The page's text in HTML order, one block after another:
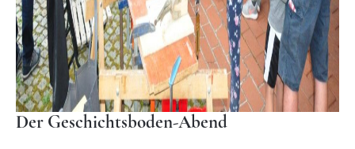
Der Geschichtsboden-Abend